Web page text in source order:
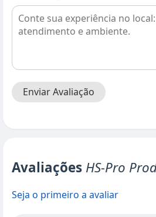
Enviar Avaliação
Avaliações HS-Pro
Seja o primeiro a avaliar